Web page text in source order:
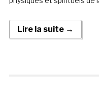
Lire la suite →